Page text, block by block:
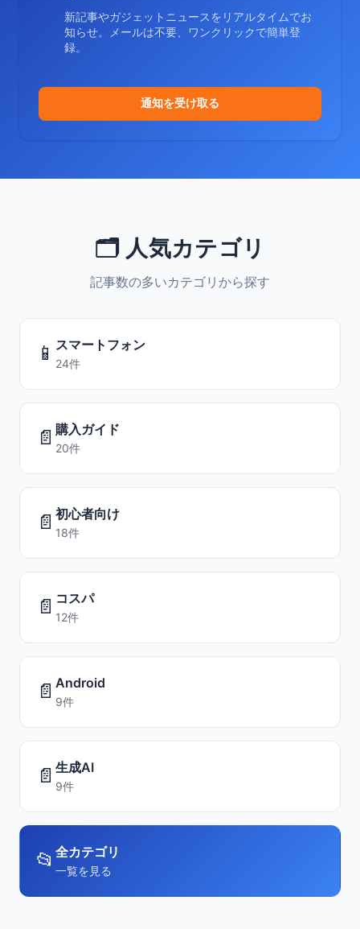
新記事やガジェットニュースをリアルタイムでお
知らせ。メールは不要、ワンクリックで簡単登
録。
通知を受け取る
🗂️ 人気カテゴリ
記事数の多いカテゴリから探す
📱 スマートフォン
24件
📄 購入ガイド
20件
📄 初心者向け
18件
📄 コスパ
12件
📄 Android
9件
📄 生成AI
9件
📂 全カテゴリ
一覧を見る